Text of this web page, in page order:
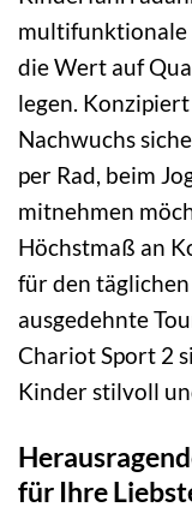
multifunktionale
die Wert auf
legen.
Nachwuchs
per Rad, beim
mitnehmen
Höchstmaß an
für den
ausgedehnte
Chariot Sport 2
Kinder stilvoll
für Ihre